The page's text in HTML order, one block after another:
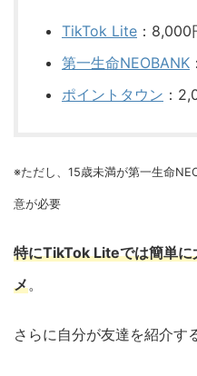
TikTok Lite ：8,000
第一生命NEOBANK
ポイントタウン ：
※ただし 15歳未満が第一生命
意が必要
特にTikTok Liteでは簡単に
メ。
さらに自分が友達を紹介す